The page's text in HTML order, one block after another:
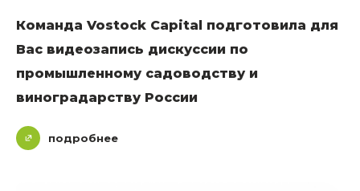
Команда Vostock Capital подготовила для
Вас видеозапись дискуссии по
промышленному садоводству и
виноградарству России
подробнее